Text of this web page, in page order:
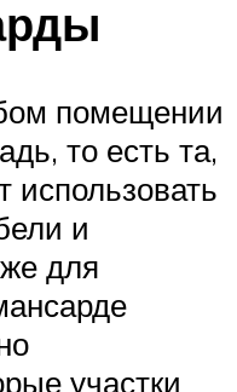
помещении
то есть та,
использовать
и
для
участки